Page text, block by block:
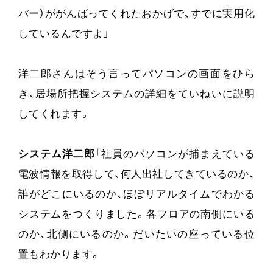
バー）ががんばってくれたおかげで、すでに実用化
しているんですよ」
洋二郎さんはそう言ってパソコンの画面をひら
き、居場所把握システムの詳細をていねいに説明
してくれます。
システム洋二郎 「社員のパソコンが捕まえている
電波情報を取得して、何人出社してきているのか、
誰がどこにいるのか、ほぼリアルタイムでわかる
システムをつくりました。各フロアの南側にいる
のか、北側にいるのか。だいたいの座っている位
置もわかります。